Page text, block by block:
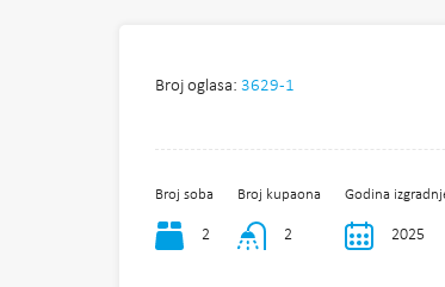
Broj oglasa: 3629-1
Broj soba
2
Broj kupaona
2
Godina
2025